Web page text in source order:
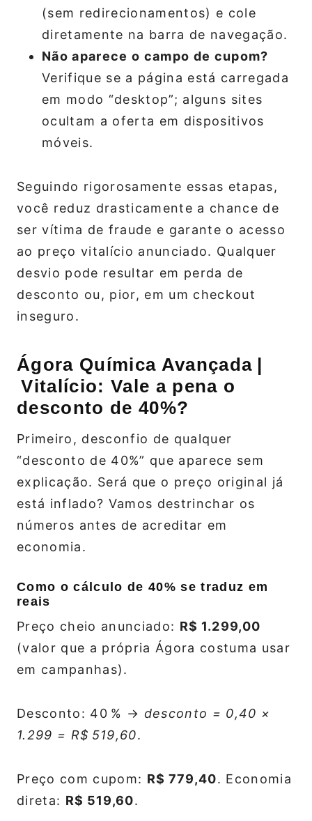
(sem redirecionamentos) e cole
diretamente na barra de navegação.
Não aparece o campo de cupom?
Verifique se a página está carregada
em modo “desktop”; alguns sites
ocultam a oferta em dispositivos
móveis.
Seguindo rigorosamente essas etapas,
você reduz drasticamente a chance de
ser vítima de fraude e garante o acesso
ao preço vitalício anunciado. Qualquer
desvio pode resultar em perda de
desconto ou, pior, em um checkout
inseguro.
Ágora Química Avançada |
Vitalício: Vale a pena o
desconto de 40%?
Primeiro, desconfio de qualquer
“desconto de 40%” que aparece sem
explicação. Será que o preço original já
está inflado? Vamos destrinchar os
números antes de acreditar em
economia.
Como o cálculo de 40% se traduz em
reais
Preço cheio anunciado: R$ 1.299,00
(valor que a própria Ágora costuma usar
em campanhas).
Desconto: 40 % → desconto = 0,40 ×
1.299 = R$ 519,60.
Preço com cupom: R$ 779,40. Economia
direta: R$ 519,60.